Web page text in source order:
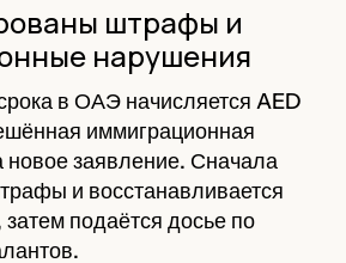
штрафы и
нарушения
в ОАЭ начисляется AED
иммиграционная
новое заявление. Сначала
и восстанавливается
затем подаётся досье по